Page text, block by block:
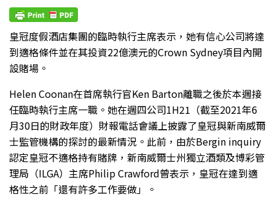
皇冠度假酒店集團的臨時執行主席表示，她有信心公司將達
到適格條件並在其投資22億澳元的Crown Sydney項目內開
設賭場。
Helen Coonan在首席執行官Ken Barton離職之後於本週接
任臨時執行主席一職。她在週四公司1H21（截至2021年6
月30日的財政年度）財報電話會議上披露了皇冠與新南威爾
士監管機構的探討的最新情況。此前，由於Bergin inquiry
認定皇冠不適格持有賭牌，新南威爾士州獨立酒類及博彩管
理局（ILGA）主席Philip Crawford曾表示，皇冠在達到適
格性之前「還有許多工作要做」。